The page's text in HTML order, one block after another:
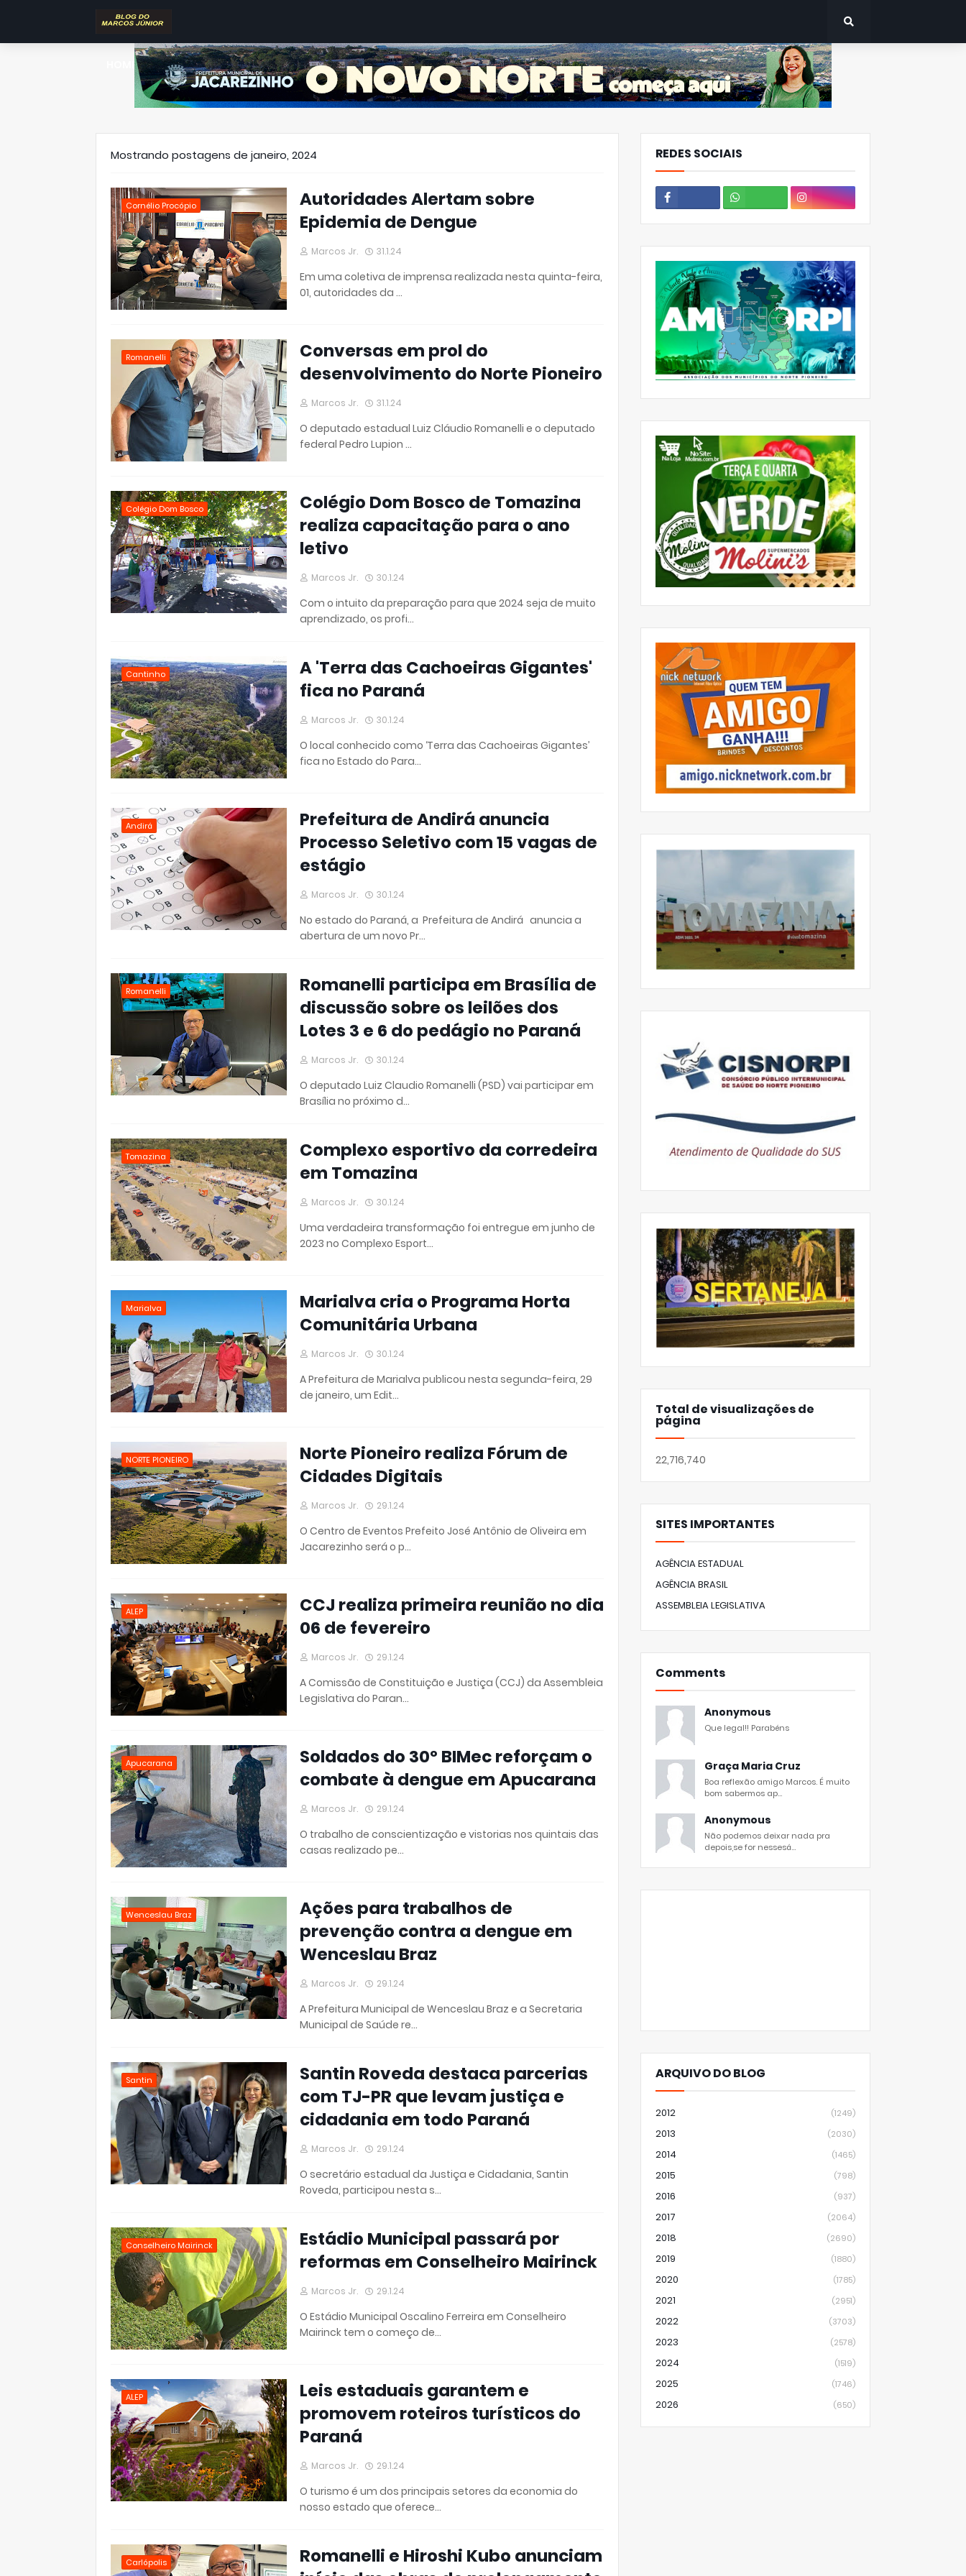
HOME SOBRE O BLOG CONTATO MIDIA KIT COLUNA DO MARCOS GRUPO DO WHATS CANTINHOS DO PARANÁ
Mostrando postagens de janeiro, 2024
Cornélio Procópio
Autoridades Alertam sobre
Epidemia de Dengue
Marcos Jr. 31.1.24
Em uma coletiva de imprensa realizada nesta quinta-feira,
01, autoridades da …
Romanelli
Conversas em prol do
desenvolvimento do Norte Pioneiro
Marcos Jr. 31.1.24
O deputado estadual Luiz Cláudio Romanelli e o deputado
federal Pedro Lupion …
Colégio Dom Bosco
Colégio Dom Bosco de Tomazina
realiza capacitação para o ano
letivo
Marcos Jr. 30.1.24
Com o intuito da preparação para que 2024 seja de muito
aprendizado, os profi…
Cantinho
A 'Terra das Cachoeiras Gigantes'
fica no Paraná
Marcos Jr. 30.1.24
O local conhecido como ‘Terra das Cachoeiras Gigantes’
fica no Estado do Para…
Andirá
Prefeitura de Andirá anuncia
Processo Seletivo com 15 vagas de
estágio
Marcos Jr. 30.1.24
No estado do Paraná, a Prefeitura de Andirá anuncia a
abertura de um novo Pr…
Romanelli
Romanelli participa em Brasília de
discussão sobre os leilões dos
Lotes 3 e 6 do pedágio no Paraná
Marcos Jr. 30.1.24
O deputado Luiz Claudio Romanelli (PSD) vai participar em
Brasília no próximo d…
Tomazina
Complexo esportivo da corredeira
em Tomazina
Marcos Jr. 30.1.24
Uma verdadeira transformação foi entregue em junho de
2023 no Complexo Esport…
Marialva
Marialva cria o Programa Horta
Comunitária Urbana
Marcos Jr. 30.1.24
A Prefeitura de Marialva publicou nesta segunda-feira, 29
de janeiro, um Edit…
NORTE PIONEIRO
Norte Pioneiro realiza Fórum de
Cidades Digitais
Marcos Jr. 29.1.24
O Centro de Eventos Prefeito José Antônio de Oliveira em
Jacarezinho será o p…
ALEP
CCJ realiza primeira reunião no dia
06 de fevereiro
Marcos Jr. 29.1.24
A Comissão de Constituição e Justiça (CCJ) da Assembleia
Legislativa do Paran…
Apucarana
Soldados do 30º BIMec reforçam o
combate à dengue em Apucarana
Marcos Jr. 29.1.24
O trabalho de conscientização e vistorias nos quintais das
casas realizado pe…
Wenceslau Braz
Ações para trabalhos de
prevenção contra a dengue em
Wenceslau Braz
Marcos Jr. 29.1.24
A Prefeitura Municipal de Wenceslau Braz e a Secretaria
Municipal de Saúde re…
Santin
Santin Roveda destaca parcerias
com TJ-PR que levam justiça e
cidadania em todo Paraná
Marcos Jr. 29.1.24
O secretário estadual da Justiça e Cidadania, Santin
Roveda, participou nesta s…
Conselheiro Mairinck
Estádio Municipal passará por
reformas em Conselheiro Mairinck
Marcos Jr. 29.1.24
O Estádio Municipal Oscalino Ferreira em Conselheiro
Mairinck tem o começo de…
ALEP
Leis estaduais garantem e
promovem roteiros turísticos do
Paraná
Marcos Jr. 29.1.24
O turismo é um dos principais setores da economia do
nosso estado que oferece…
Carlópolis
Romanelli e Hiroshi Kubo anunciam
REDES SOCIAIS
Total de visualizações de
página
22,716,740
SITES IMPORTANTES
AGÊNCIA ESTADUAL
AGÊNCIA BRASIL
ASSEMBLEIA LEGISLATIVA
Comments
Anonymous
Que legal!! Parabéns
Graça Maria Cruz
Boa reflexão amigo Marcos. É muito
bom sabermos ap...
Anonymous
Não podemos deixar nada pra
depois,se for nessesá...
ARQUIVO DO BLOG
2012 (1249)
2013 (2030)
2014 (1465)
2015 (798)
2016 (937)
2017 (2064)
2018 (2690)
2019 (1880)
2020 (1785)
2021 (2951)
2022 (3703)
2023 (2578)
2024 (1519)
2025 (1746)
2026 (650)